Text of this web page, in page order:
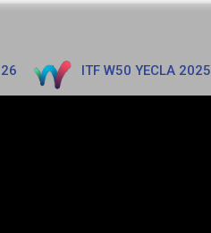
ITF W50 YECLA 2025